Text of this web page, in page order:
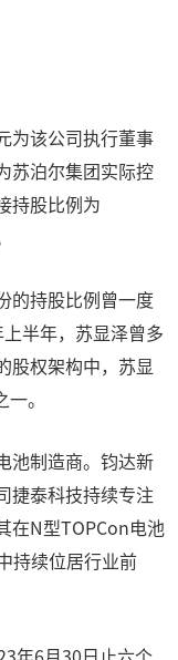
为该公司执行董事
苏泊尔集团实际控
持股比例为
的持股比例曾一度
半年，苏显泽曾多
股权架构中，苏显
。
池制造商。钧达新
捷泰科技持续专注
在N型TOPCon电池
持续位居行业前